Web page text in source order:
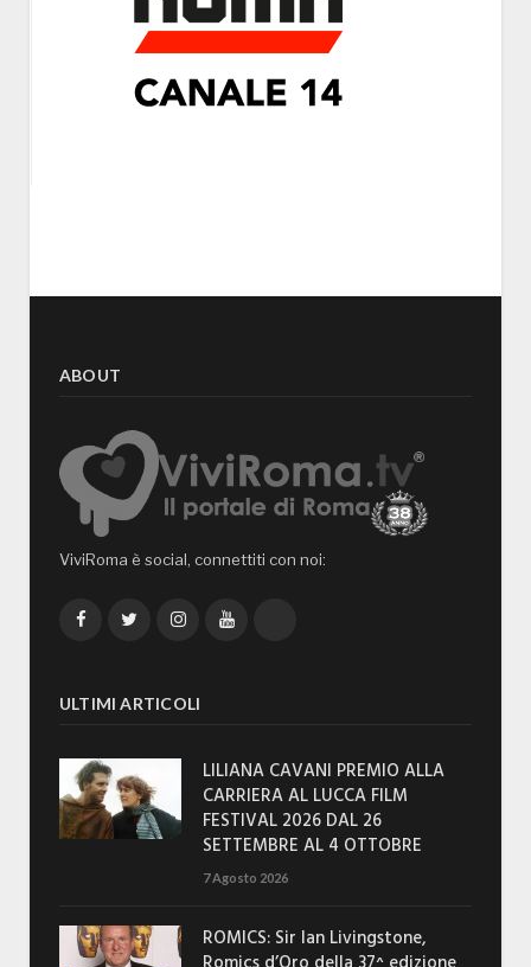
ABOUT
ViviRoma è social, connettiti con noi:
FacebookTwitterInstagramYouTube
ULTIMI ARTICOLI
LILIANA CAVANI PREMIO ALLA
CARRIERA AL LUCCA FILM
FESTIVAL 2026 DAL 26
SETTEMBRE AL 4 OTTOBRE
7 Agosto 2026
ROMICS: Sir Ian Livingstone,